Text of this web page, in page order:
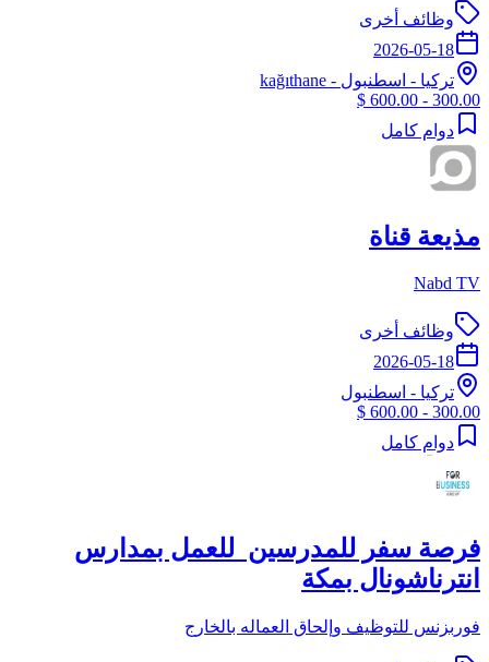
وظائف أخرى
2026-05-18
تركيا - اسطنبول - kağıthane
300.00 - 600.00 $
دوام كامل
مذيعة قناة
Nabd TV
وظائف أخرى
2026-05-18
تركيا - اسطنبول
300.00 - 600.00 $
دوام كامل
فرصة سفر للمدرسين للعمل بمدارس
انترناشونال بمكة
فوربزنس للتوظيف وإلحاق العماله بالخارج